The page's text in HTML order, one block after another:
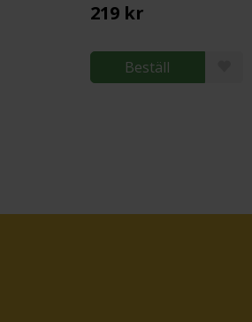
219 kr
Beställ